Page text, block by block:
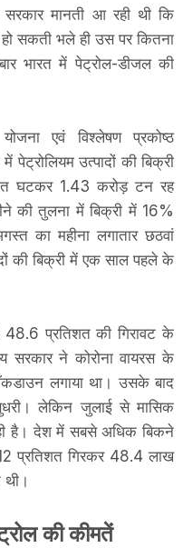
मानती आ रही थी कि
सकती भले ही उस पर कितना
भारत में पेट्रोल-डीजल की
एवं विश्लेषण प्रकोष्ठ
उत्पादों की बिक्री
घटकर 1.43 करोड़ टन रह
की तुलना में बिक्री में 16%
का महीना लगातार छठवां
की बिक्री में एक साल पहले के
प्रतिशत की गिरावट के
ने कोरोना वायरस के
लगाया था। उसके बाद
लेकिन जुलाई से मासिक
है। देश में सबसे अधिक बिकने
प्रतिशत गिरकर 48.4 लाख
की कीमतें